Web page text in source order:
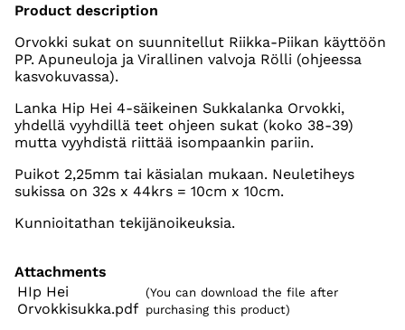
Product description
Orvokki sukat on suunnitellut Riikka-Piikan käyttöön
PP. Apuneuloja ja Virallinen valvoja Rölli (ohjeessa
kasvokuvassa).
Lanka Hip Hei 4-säikeinen Sukkalanka Orvokki,
yhdellä vyyhdillä teet ohjeen sukat (koko 38-39)
mutta vyyhdistä riittää isompaankin pariin.
Puikot 2,25mm tai käsialan mukaan. Neuletiheys
sukissa on 32s x 44krs = 10cm x 10cm.
Kunnioitathan tekijänoikeuksia.
Attachments
HIp Hei
Orvokkisukka.pdf
(You can download the file after
purchasing this product)